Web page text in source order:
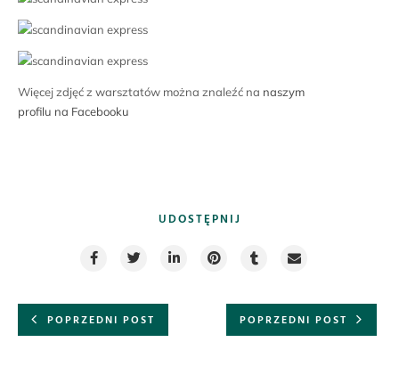
Więcej zdjęć z warsztatów można znaleźć na naszym
profilu na Facebooku
UDOSTĘPNIJ
POPRZEDNI POST POPRZEDNI POST